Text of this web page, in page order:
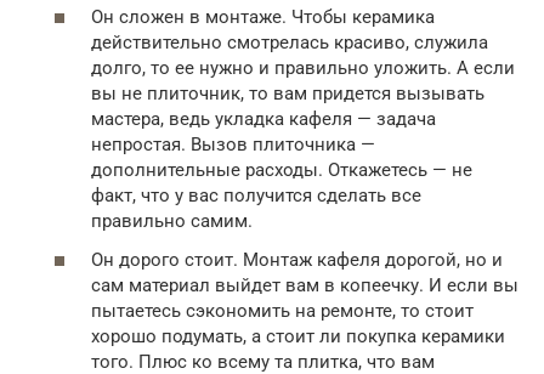
Он сложен в монтаже. Чтобы керамика
действительно смотрелась красиво, служила
долго, то ее нужно и правильно уложить. А если
вы не плиточник, то вам придется вызывать
мастера, ведь укладка кафеля — задача
непростая. Вызов плиточника —
дополнительные расходы. Откажетесь — не
факт, что у вас получится сделать все
правильно самим.
Он дорого стоит. Монтаж кафеля дорогой, но и
сам материал выйдет вам в копеечку. И если вы
пытаетесь сэкономить на ремонте, то стоит
хорошо подумать, а стоит ли покупка керамики
того. Плюс ко всему та плитка, что вам